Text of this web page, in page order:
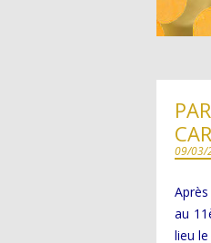
09/03/
au
lieu